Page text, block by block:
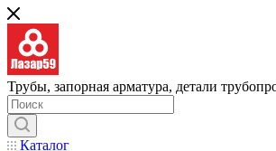
Трубы, запорная арматура, детали
Каталог